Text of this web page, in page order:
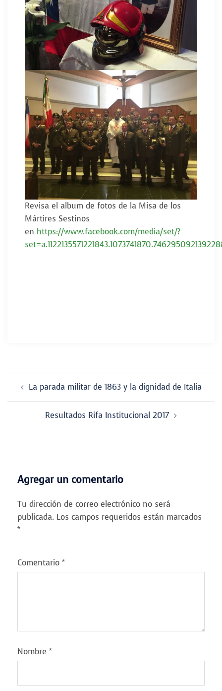
Revisa el album de fotos de la Misa de los
Mártires Sestinos
en https://www.facebook.com/media/set/?
Navegador
entradas
La parada militar de 1863 y la dignidad de Italia
Resultados Rifa Institucional 2017
Agregar un comentario
Tu dirección de correo electrónico no será
publicada. Los campos requeridos están marcados
*
Comentario *
Nombre *